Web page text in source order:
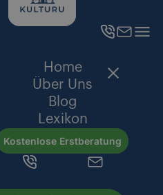
Home
Über Uns
Blog
Lexikon
Kostenlose Erstberatung